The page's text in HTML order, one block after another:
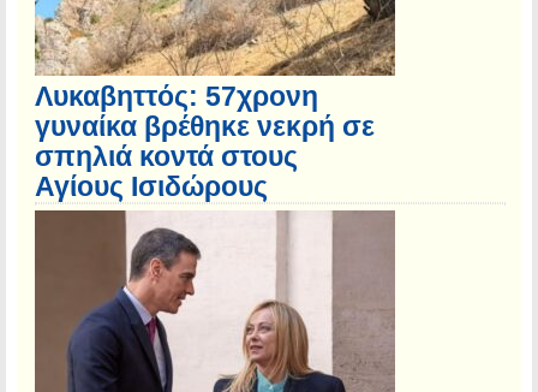
Λυκαβηττός: 57χρονη
γυναίκα βρέθηκε νεκρή σε
σπηλιά κοντά στους
Αγίους Ισιδώρους